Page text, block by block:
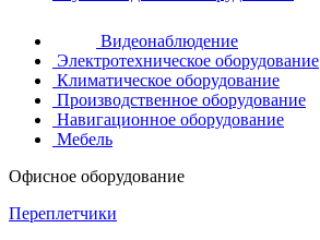
Видеонаблюдение
Электротехническое оборудование
Климатическое оборудование
Производственное оборудование
Навигационное оборудование
Мебель
Офисное оборудование
Переплетчики